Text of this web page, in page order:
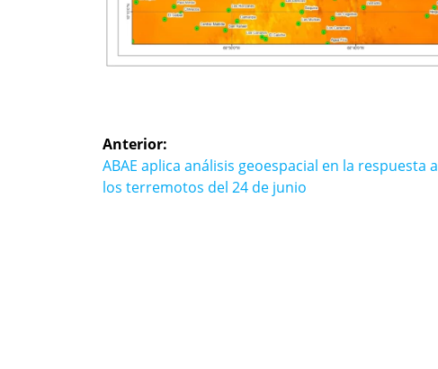
Navegación
de
Anterior:
Entrada
anterior:
ABAE aplica análisis geoespacial en la respuesta a
los terremotos del 24 de junio